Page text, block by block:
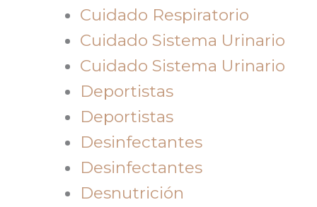
Cuidado Respiratorio
Cuidado Sistema Urinario
Cuidado Sistema Urinario
Deportistas
Deportistas
Desinfectantes
Desinfectantes
Desnutrición